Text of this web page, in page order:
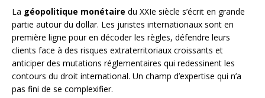
La géopolitique monétaire du XXIe siècle s’écrit en grande
partie autour du dollar. Les juristes internationaux sont en
première ligne pour en décoder les règles, défendre leurs
clients face à des risques extraterritoriaux croissants et
anticiper des mutations réglementaires qui redessinent les
contours du droit international. Un champ d’expertise qui n’a
pas fini de se complexifier.